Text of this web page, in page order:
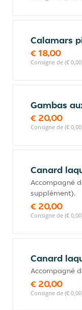
Calamars
€ 18,00
Consigne de (€
Gambas
€ 20,00
Consigne de (€
Canard
Accompagné
supplément).
€ 20,00
Consigne de (€
Canard
Accompagné
€ 20,00
Consigne de (€